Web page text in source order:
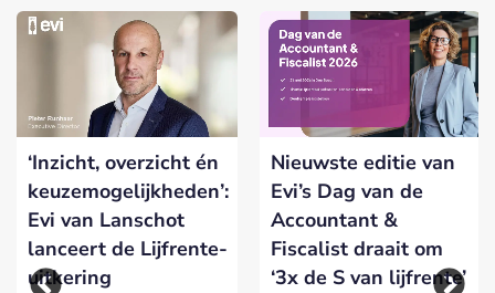
‘Inzicht, overzicht én
keuzemogelijkheden’:
Evi van Lanschot
lanceert de Lijfrente-
uitkering
Nieuwste editie van
Evi’s Dag van de
Accountant &
Fiscalist draait om
‘3x de S van lijfrente’